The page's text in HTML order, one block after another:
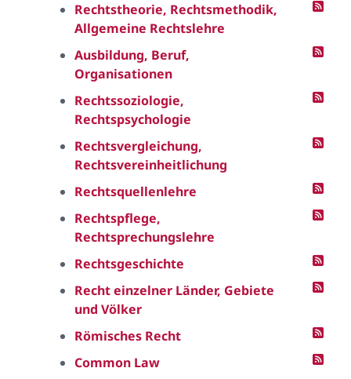
Rechtstheorie, Rechtsmethodik,
Allgemeine Rechtslehre
Ausbildung, Beruf,
Organisationen
Rechtssoziologie,
Rechtspsychologie
Rechtsvergleichung,
Rechtsvereinheitlichung
Rechtsquellenlehre
Rechtspflege,
Rechtsprechungslehre
Rechtsgeschichte
Recht einzelner Länder, Gebiete
und Völker
Römisches Recht
Common Law